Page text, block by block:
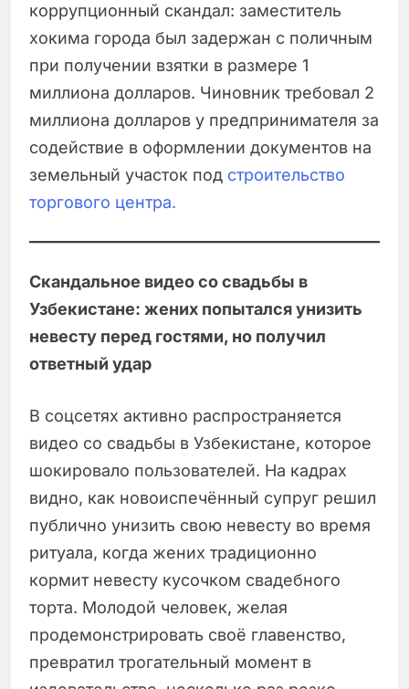
коррупционный скандал: заместитель
хокима города был задержан с поличным
при получении взятки в размере 1
миллиона долларов. Чиновник требовал 2
миллиона долларов у предпринимателя за
содействие в оформлении документов на
земельный участок под строительство
торгового центра.
Скандальное видео со свадьбы в
Узбекистане: жених попытался унизить
невесту перед гостями, но получил
ответный удар
В соцсетях активно распространяется
видео со свадьбы в Узбекистане, которое
шокировало пользователей. На кадрах
видно, как новоиспечённый супруг решил
публично унизить свою невесту во время
ритуала, когда жених традиционно
кормит невесту кусочком свадебного
торта. Молодой человек, желая
продемонстрировать своё главенство,
превратил трогательный момент в